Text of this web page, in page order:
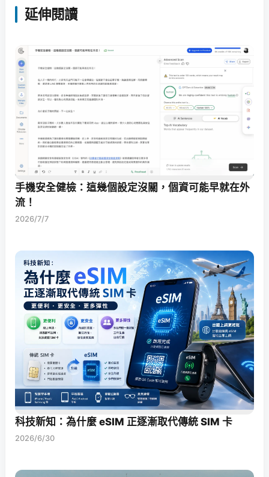
延伸閱讀
手機安全健檢：這幾個設定沒關，個資可能早就在外
流！
2026/7/7
科技新知：為什麼 eSIM 正逐漸取代傳統 SIM 卡
2026/6/30